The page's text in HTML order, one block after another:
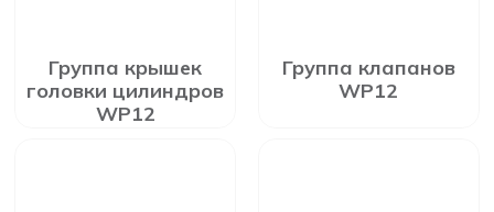
Группа крышек
головки цилиндров
WP12
Группа клапанов
WP12